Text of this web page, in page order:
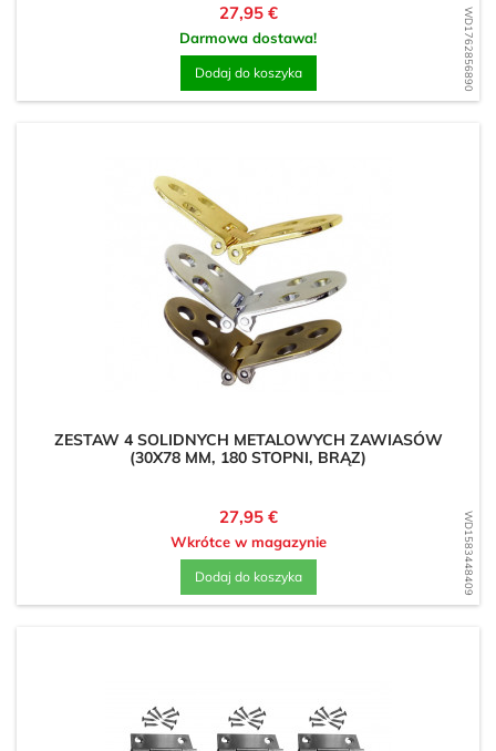
WD1762856890
Cena
27,95 €
Darmowa dostawa!
Dodaj do koszyka
WD1583448409
ZESTAW 4 SOLIDNYCH METALOWYCH ZAWIASÓW
(30X78 MM, 180 STOPNI, BRĄZ)
Cena
27,95 €
Wkrótce w magazynie
Dodaj do koszyka